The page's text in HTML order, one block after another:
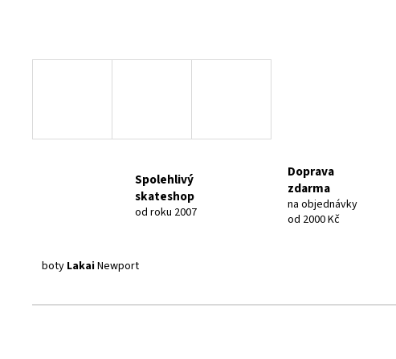
Spolehlivý
skateshop
od roku 2007
Doprava
zdarma
na objednávky
od 2000 Kč
boty LakaiNewport